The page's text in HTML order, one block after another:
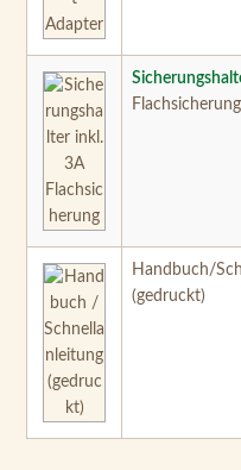
Flachsicherung
Handbuch/
(gedruckt)